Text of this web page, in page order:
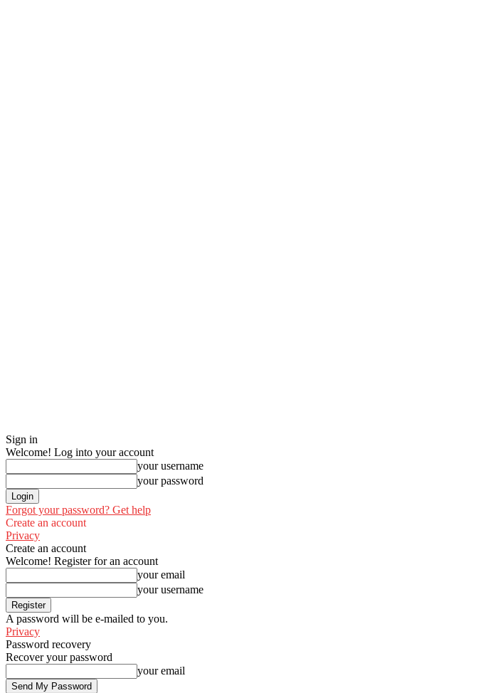
Sign in
Welcome! Log into your account
your username
your password
Forgot your password? Get help
Create an account
Privacy
Create an account
Welcome! Register for an account
your email
your username
A password will be e-mailed to you.
Privacy
Password recovery
Recover your password
your email